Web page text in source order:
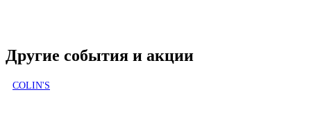
Другие события и акции
COLIN'S